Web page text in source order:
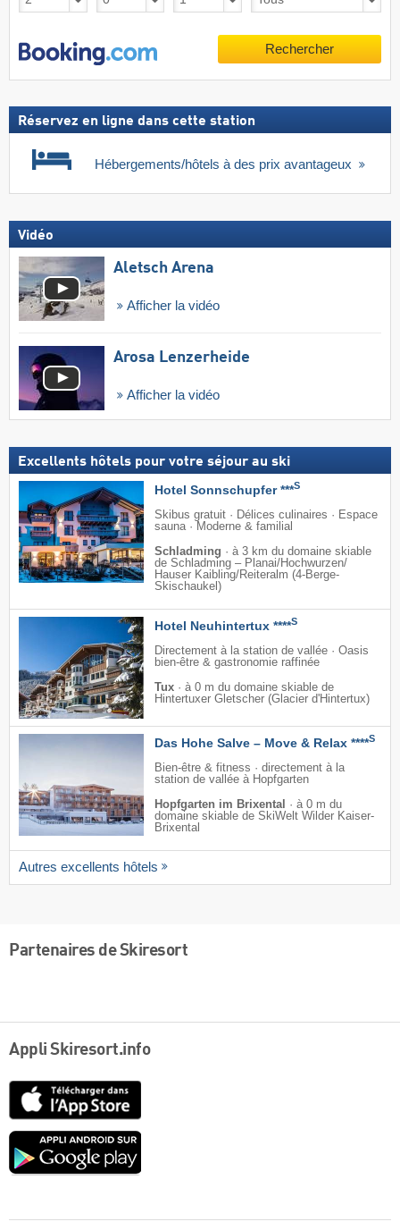
Rechercher
Réservez en ligne dans cette station
Hébergements/hôtels à des prix avantageux
Vidéo
Aletsch Arena
Afficher la vidéo
Arosa Lenzerheide
Afficher la vidéo
Excellents hôtels pour votre séjour au ski
Hotel Sonnschupfer ***S
Skibus gratuit · Délices culinaires · Espace
sauna · Moderne & familial
Schladming · à 3 km du domaine skiable
de Schladming – Planai/​Hochwurzen/​
Hauser Kaibling/​Reiteralm (4-Berge-
Skischaukel)
Hotel Neuhintertux ****S
Directement à la station de vallée · Oasis
bien-être & gastronomie raffinée
Tux · à 0 m du domaine skiable de
Hintertuxer Gletscher (Glacier d'Hintertux)
Das Hohe Salve – Move & Relax ****S
Bien-être & fitness · directement à la
station de vallée à Hopfgarten
Hopfgarten im Brixental
· à 0 m du
domaine skiable de SkiWelt Wilder Kaiser-
Brixental
Autres excellents hôtels
Partenaires de Skiresort
Appli Skiresort.info
Google